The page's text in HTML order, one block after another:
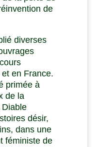
de
diverses
en France.
primée à
de la
désir,
dans une
féministe de